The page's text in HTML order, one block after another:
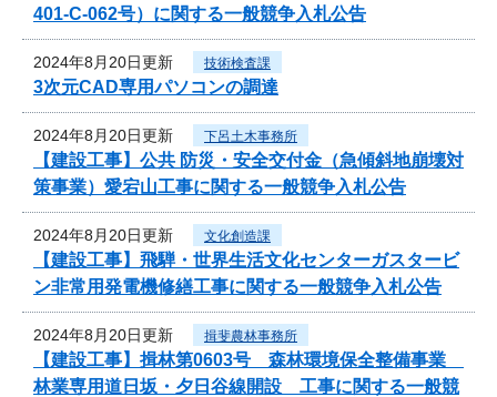
401-C-062号）に関する一般競争入札公告
2024年8月20日更新 技術検査課
3次元CAD専用パソコンの調達
2024年8月20日更新 下呂土木事務所
【建設工事】公共 防災・安全交付金（急傾斜地崩壊対
策事業）愛宕山工事に関する一般競争入札公告
2024年8月20日更新 文化創造課
【建設工事】飛騨・世界生活文化センターガスタービ
ン非常用発電機修繕工事に関する一般競争入札公告
2024年8月20日更新 揖斐農林事務所
【建設工事】揖林第0603号 森林環境保全整備事業
林業専用道日坂・夕日谷線開設 工事に関する一般競